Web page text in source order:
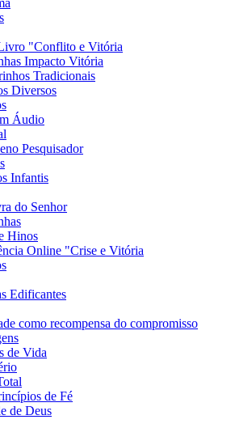
"Conflito e Vitória
Impacto Vitória
Tradicionais
Diversos
Áudio
Pesquisador
Infantis
do Senhor
Hinos
Online "Crise e Vitória
Edificantes
como recompensa do compromisso
de Vida
de Fé
de Deus